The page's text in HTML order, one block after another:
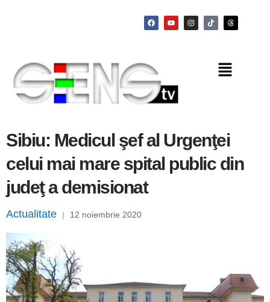
Sibiu: Medicul şef al Urgenţei
celui mai mare spital public din
judeţ a demisionat
Actualitate | 12 noiembrie 2020